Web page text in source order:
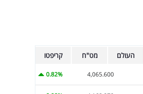
העולם מט"ח קריפטו
4,065.600
0.82%